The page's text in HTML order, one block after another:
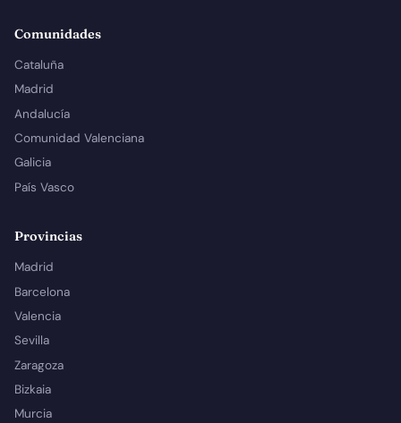
Comunidades
Cataluña
Madrid
Andalucía
Comunidad Valenciana
Galicia
País Vasco
Provincias
Madrid
Barcelona
Valencia
Sevilla
Zaragoza
Bizkaia
Murcia